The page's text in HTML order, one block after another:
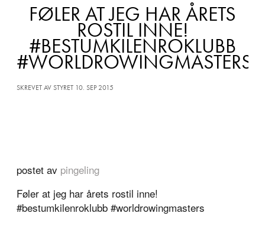
FØLER AT JEG HAR ÅRETS
ROSTIL INNE!
#BESTUMKILENROKLUBB
#WORLDROWINGMASTERS
SKREVET AV STYRET 10. SEP 2015
postet av pingeling
Føler at jeg har årets rostil inne!
#bestumkilenroklubb #worldrowingmasters